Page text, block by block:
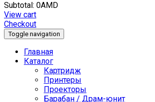
Subtotal: 0AMD
View cart
Checkout
Toggle navigation
Главная
Каталог
Картридж
Принтеры
Проекторы
Барабан / Драм-юнит